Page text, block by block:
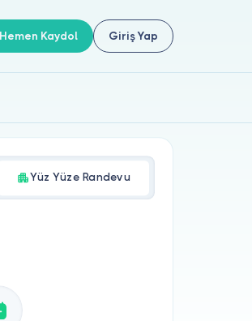
Hemen Kaydol Giriş Yap
Yüz Yüze Randevu